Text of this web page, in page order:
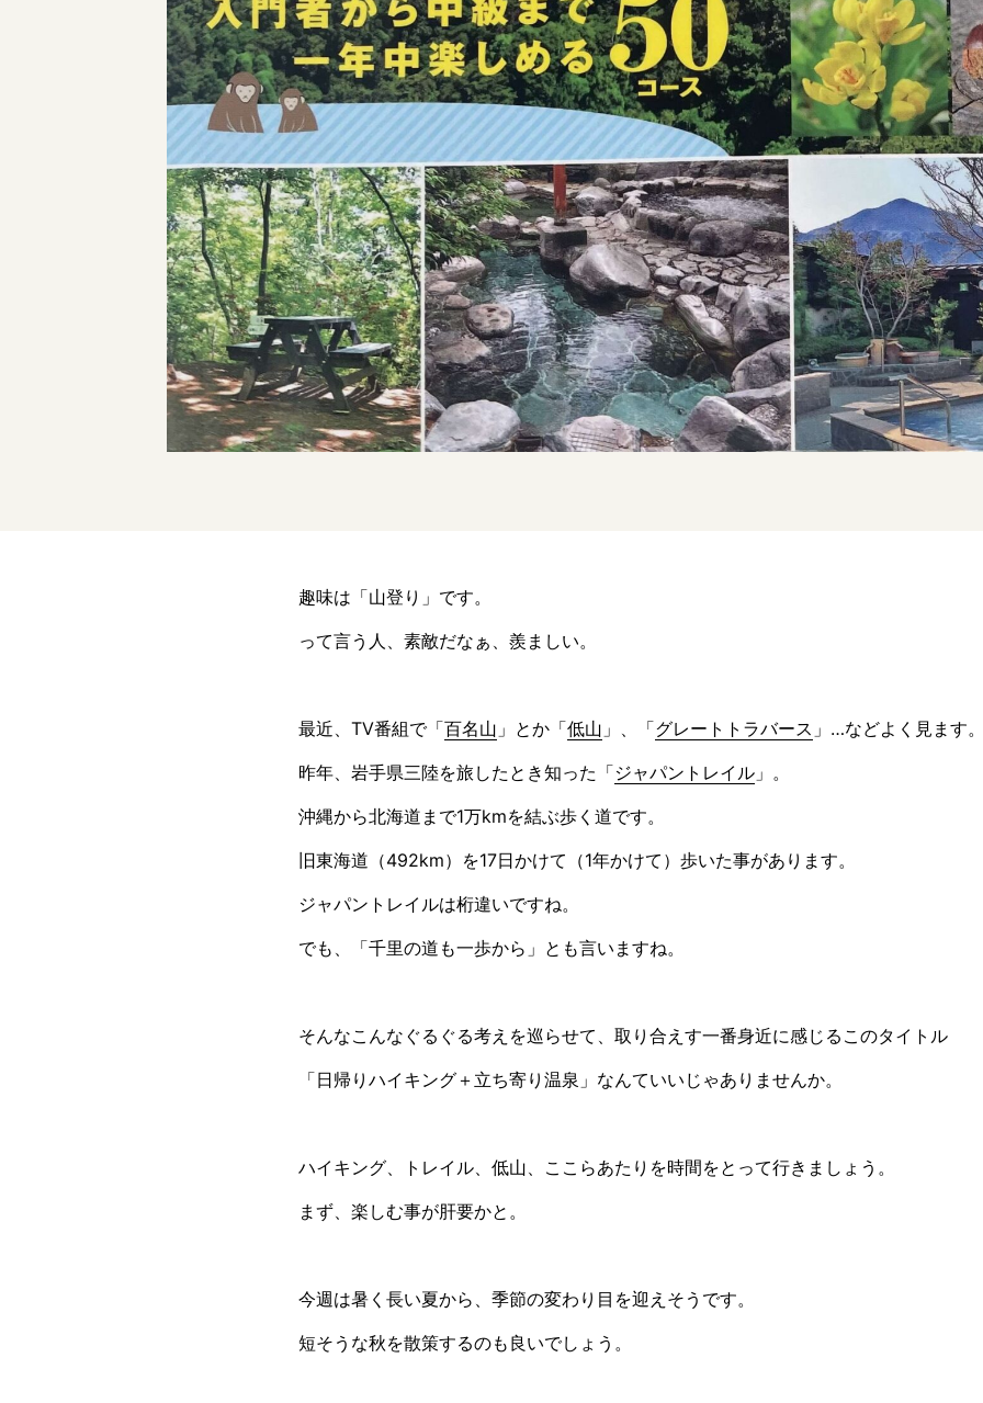
趣味は「山登り」です。
って言う人、素敵だなぁ、羨ましい。
最近、TV番組で「百名山 」とか「低山 」、「グレートトラバース 」…などよく見ます
昨年、岩手県三陸を旅したとき知った「ジャパントレイル 」。
沖縄から北海道まで1万kmを結ぶ歩く道です。
旧東海道（492km）を17日かけて（1年かけて）歩いた事があります。
ジャパントレイルは桁違いですね。
でも、「千里の道も一歩から」とも言いますね。
そんなこんなぐるぐる考えを巡らせて、取り合えす一番身近に感じるこのタイトル
「日帰りハイキング＋立ち寄り温泉」なんていいじゃありませんか。
ハイキング、トレイル、低山、ここらあたりを時間をとって行きましょう。
まず、楽しむ事が肝要かと。
今週は暑く長い夏から、季節の変わり目を迎えそうです。
短そうな秋を散策するのも良いでしょう。